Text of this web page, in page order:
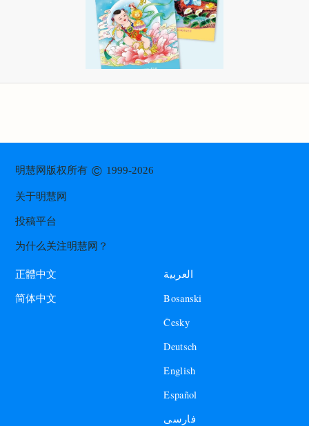
明慧网版权所有© 1999-2026
关于明慧网
投稿平台
为什么关注明慧网？
正體中文
简体中文
العربية
Bosanski
Česky
Deutsch
English
Español
فارسی